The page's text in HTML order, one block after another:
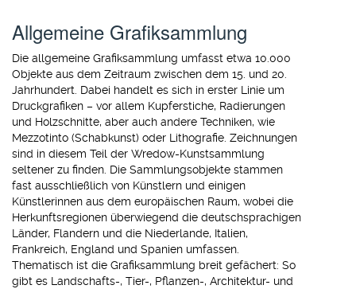
Allgemeine Grafiksammlung
Die allgemeine Grafiksammlung umfasst etwa 10.000
Objekte aus dem Zeitraum zwischen dem 15. und 20.
Jahrhundert. Dabei handelt es sich in erster Linie um
Druckgrafiken – vor allem Kupferstiche, Radierungen
und Holzschnitte, aber auch andere Techniken, wie
Mezzotinto (Schabkunst) oder Lithografie. Zeichnungen
sind in diesem Teil der Wredow-Kunstsammlung
seltener zu finden. Die Sammlungsobjekte stammen
fast ausschließlich von Künstlern und einigen
Künstlerinnen aus dem europäischen Raum, wobei die
Herkunftsregionen überwiegend die deutschsprachigen
Länder, Flandern und die Niederlande, Italien,
Frankreich, England und Spanien umfassen.
Thematisch ist die Grafiksammlung breit gefächert: So
gibt es Landschafts-, Tier-, Pflanzen-, Architektur- und